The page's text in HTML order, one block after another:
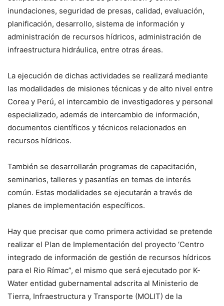
inundaciones, seguridad de presas, calidad, evaluación,
planificación, desarrollo, sistema de información y
administración de recursos hídricos, administración de
infraestructura hidráulica, entre otras áreas.
La ejecución de dichas actividades se realizará mediante
las modalidades de misiones técnicas y de alto nivel entre
Corea y Perú, el intercambio de investigadores y personal
especializado, además de intercambio de información,
documentos científicos y técnicos relacionados en
recursos hídricos.
También se desarrollarán programas de capacitación,
seminarios, talleres y pasantías en temas de interés
común. Estas modalidades se ejecutarán a través de
planes de implementación específicos.
Hay que precisar que como primera actividad se pretende
realizar el Plan de Implementación del proyecto ‘Centro
integrado de información de gestión de recursos hídricos
para el Rio Rímac”, el mismo que será ejecutado por K-
Water entidad gubernamental adscrita al Ministerio de
Tierra, Infraestructura y Transporte (MOLIT) de la